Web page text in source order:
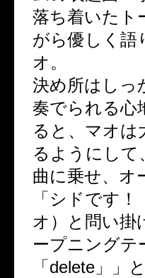
落ち着いたト
がら優しく語
オ。
決め所はしっ
奏でられる心
ると、マオは
るようにして
曲に乗せ、オ
「シドです
オ）と問い掛
ープニングテ
「delete」」